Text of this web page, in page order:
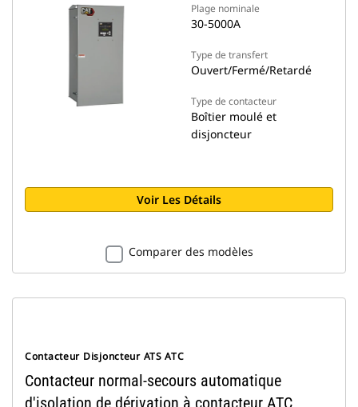
Plage nominale
30-5000A
Type de transfert
Ouvert/Fermé/Retardé
Type de contacteur
Boîtier moulé et
disjoncteur
Voir Les Détails
Comparer des modèles
Contacteur Disjoncteur ATS ATC
Contacteur normal-secours automatique
d'isolation de dérivation à contacteur ATC